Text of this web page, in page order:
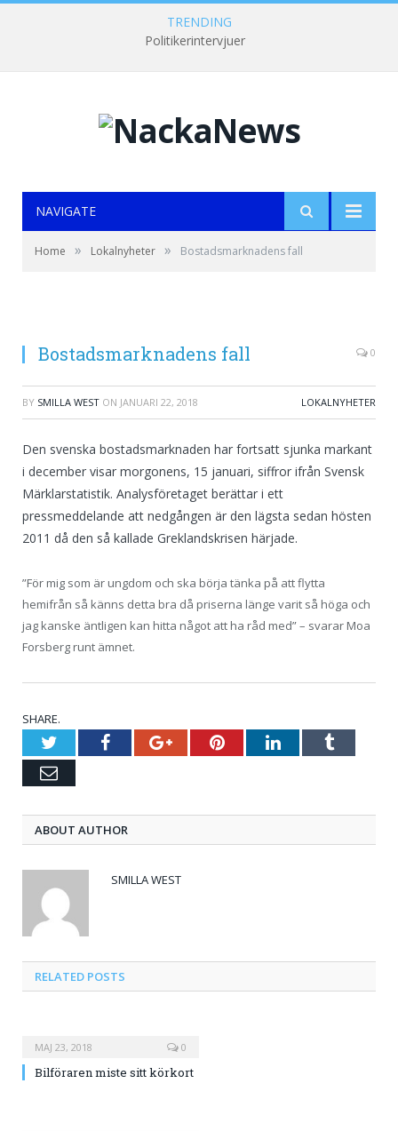
TRENDING
Politikerintervjuer
NAVIGATE
Home » Lokalnyheter » Bostadsmarknadens fall
Bostadsmarknadens fall 0
BY SMILLA WEST ON JANUARI 22, 2018 LOKALNYHETER
Den svenska bostadsmarknaden har fortsatt sjunka markant
i december visar morgonens, 15 januari, siffror ifrån Svensk
Märklarstatistik. Analysföretaget berättar i ett
pressmeddelande att nedgången är den lägsta sedan hösten
2011 då den så kallade Greklandskrisen härjade.
”För mig som är ungdom och ska börja tänka på att flytta
hemifrån så känns detta bra då priserna länge varit så höga och
jag kanske äntligen kan hitta något att ha råd med” – svarar Moa
Forsberg runt ämnet.
SHARE.
TwitterFacebookGoogle+PinterestLinkedInTumblr
Email
ABOUT AUTHOR
SMILLA WEST
RELATED POSTS
MAJ 23, 2018 0
Bilföraren miste sitt körkort